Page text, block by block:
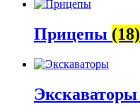
Прицепы (18)
Экскаваторы